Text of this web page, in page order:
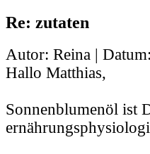
Re: zutaten
Autor: Reina | Datum:
Hallo Matthias,
Sonnenblumenöl ist